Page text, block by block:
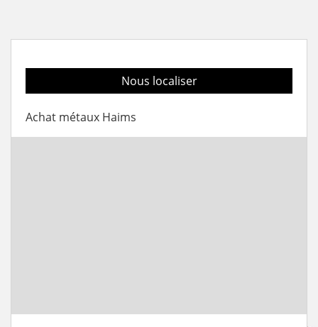
Nous localiser
Achat métaux Haims